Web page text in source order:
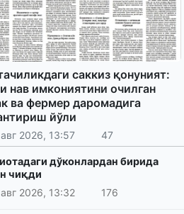
саккиз қонуният:
нав имкониятини очилган
ва фермер даромадига
йўли
2026, 13:57 47
дўконлардан бирида
чиқди
2026, 13:32
176